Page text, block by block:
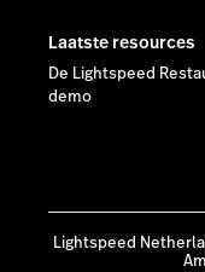
Laatste resources
De Lightspeed
demo
Lightspeed